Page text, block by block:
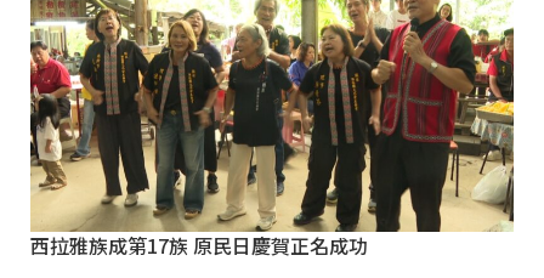
西拉雅族成第17族 原民日慶賀正名成功